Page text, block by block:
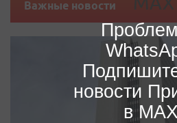
Важные новости
новости
в